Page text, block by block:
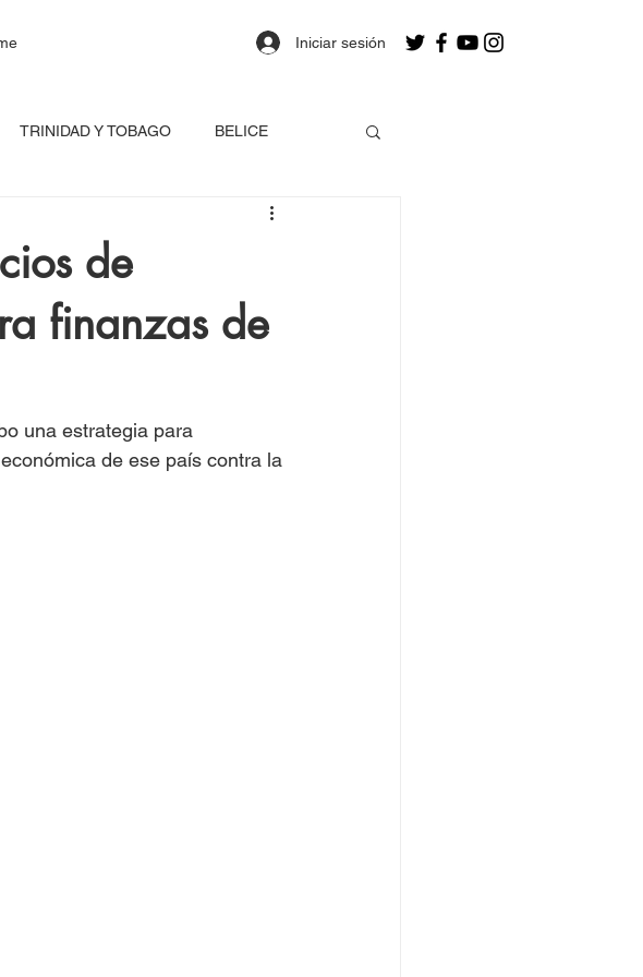
Iniciar sesión
TRINIDAD Y TOBAGO BELICE
Estados Unidos
de
finanzas de
una estrategia para
de ese país contra la